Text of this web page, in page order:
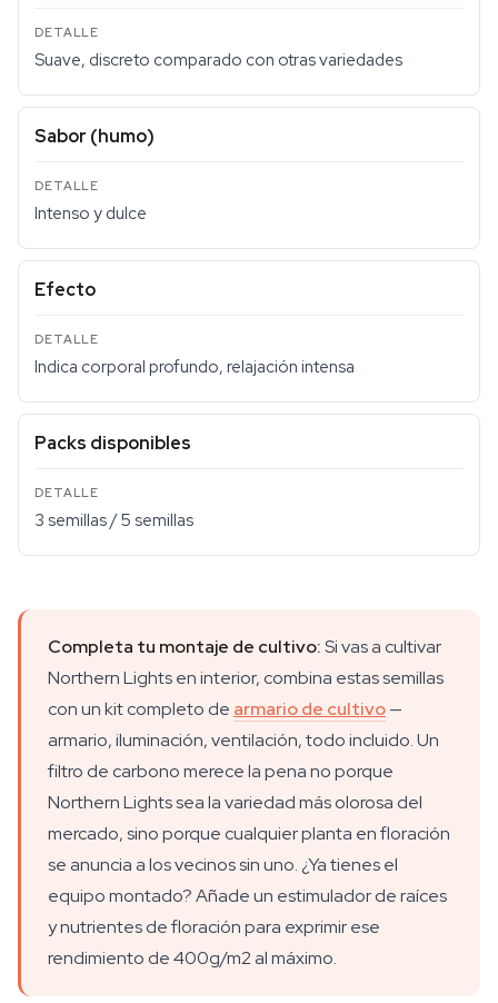
Suave, discreto comparado con otras variedades
Sabor (humo)
Intenso y dulce
Efecto
Indica corporal profundo, relajación intensa
Packs disponibles
3 semillas / 5 semillas
Completa tu montaje de cultivo:Si vas a cultivar
Northern Lights en interior, combina estas semillas
con un kit completo de armario de cultivo—
armario, iluminación, ventilación, todo incluido. Un
filtro de carbono merece la pena no porque
Northern Lights sea la variedad más olorosa del
mercado, sino porque cualquier planta en floración
se anuncia a los vecinos sin uno. ¿Ya tienes el
equipo montado? Añade un estimulador de raíces
y nutrientes de floración para exprimir ese
rendimiento de 400g/m2 al máximo.